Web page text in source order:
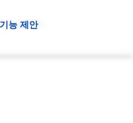
능 제안